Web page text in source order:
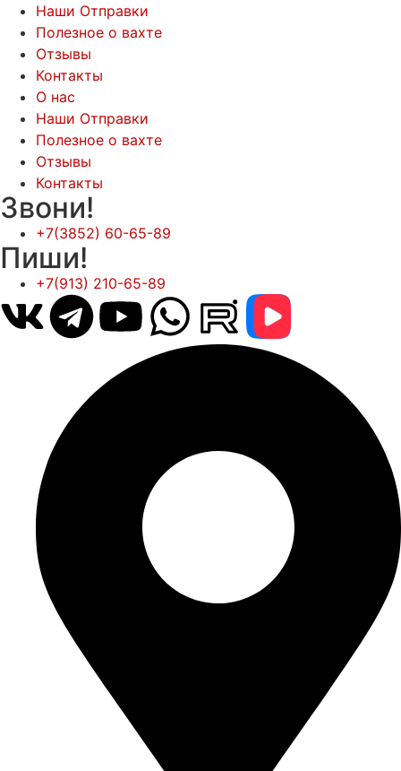
Наши Отправки
Полезное о вахте
Отзывы
Контакты
О нас
Наши Отправки
Полезное о вахте
Отзывы
Контакты
Звони!
+7(3852) 60-65-89
Пиши!
+7(913) 210-65-89